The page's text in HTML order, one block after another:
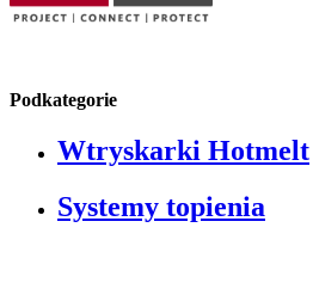
Podkategorie
Wtryskarki Hotmelt
Systemy topienia